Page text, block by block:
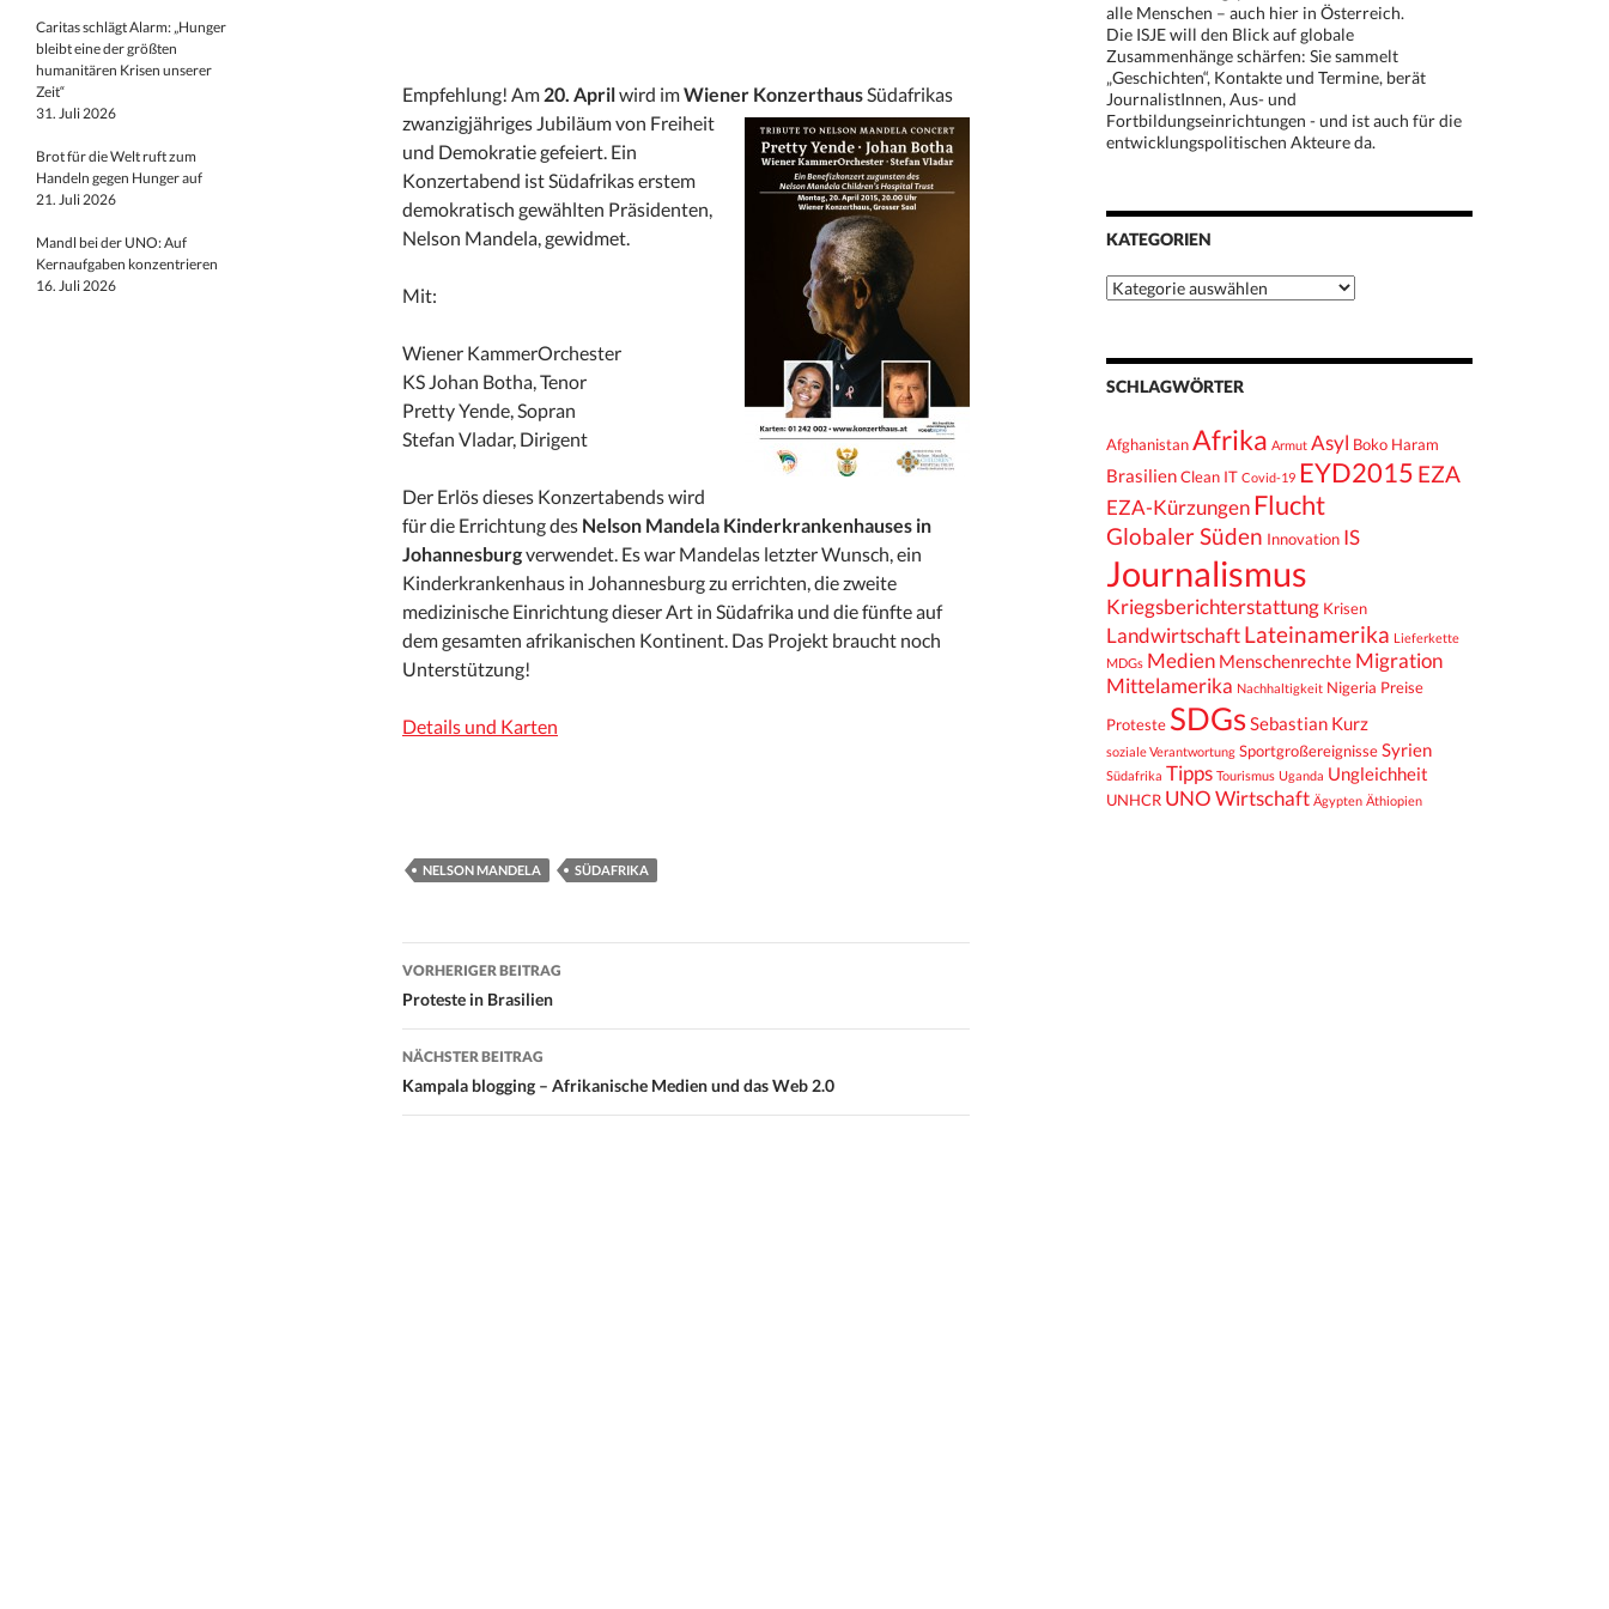
Empfehlung! Am 20. Aprilwird imWiener KonzerthausSüdafrikas
zwanzigjähriges Jubiläum von Freiheit
und Demokratie gefeiert. Ein
Konzertabend ist Südafrikas erstem
demokratisch gewählten Präsidenten,
Nelson Mandela, gewidmet.
Mit:
Wiener KammerOrchester
KS Johan Botha, Tenor
Pretty Yende, Sopran
Stefan Vladar, Dirigent
Der Erlös dieses Konzertabends wird
für die Errichtung des Nelson Mandela Kinderkrankenhauses in
Johannesburgverwendet. Es war Mandelas letzter Wunsch, ein
Kinderkrankenhaus in Johannesburg zu errichten, die zweite
medizinische Einrichtung dieser Art in Südafrika und die fünfte auf
dem gesamten afrikanischen Kontinent. Das Projekt braucht noch
Unterstützung!
Details und Karten
NELSON MANDELA SÜDAFRIKA
Beitrags-
Navigation
VORHERIGER BEITRAG
Proteste in Brasilien
NÄCHSTER BEITRAG
Kampala blogging – Afrikanische Medien und das Web 2.0
alle Menschen – auch hier in Österreich.
Die ISJE will den Blick auf globale
Zusammenhänge schärfen: Sie sammelt
„Geschichten“, Kontakte und Termine, berät
JournalistInnen, Aus- und
Fortbildungseinrichtungen - und ist auch für die
entwicklungspolitischen Akteure da.
KATEGORIEN
Kategorien
SCHLAGWÖRTER
AfghanistanAfrika Armut Asyl Boko Haram
BrasilienClean IT Covid-19 EYD2015 EZA
EZA-Kürzungen Flucht
Globaler Süden Innovation IS
Journalismus
Kriegsberichterstattung Krisen
Landwirtschaft Lateinamerika Lieferkette
MDGs Medien Menschenrechte Migration
Mittelamerika Nachhaltigkeit Nigeria Preise
Proteste SDGsSebastian Kurz
soziale Verantwortung SportgroßereignisseSyrien
Südafrika Tipps Tourismus Uganda Ungleichheit
UNHCR UNO Wirtschaft Ägypten Äthiopien
Caritas schlägt Alarm: „Hunger
bleibt eine der größten
humanitären Krisen unserer
Zeit“
31. Juli 2026
Brot für die Welt ruft zum
Handeln gegen Hunger auf
21. Juli 2026
Mandl bei der UNO: Auf
Kernaufgaben konzentrieren
16. Juli 2026